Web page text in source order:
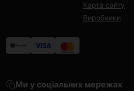
Карта сайту
Виробники
Ми у соціальних мережах